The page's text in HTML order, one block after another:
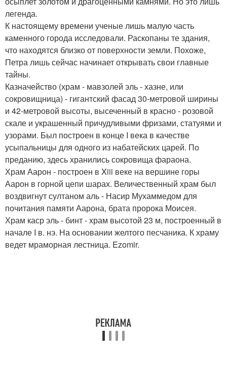
легенда.
К настоящему времени ученые лишь малую часть
каменного города исследовали. Раскопаны те здания,
что находятся близко от поверхности земли. Похоже,
Петра лишь сейчас начинает открывать свои главные
тайны.
Казначейство (храм - мавзолей эль - хазне, или
сокровищница) - гигантский фасад 30-метровой ширины
и 42-метровой высоты, высеченный в красно - розовой
скале и украшенный причудливыми фризами, статуями и
узорами. Был построен в конце I века в качестве
усыпальницы для одного из набатейских царей. По
преданию, здесь хранились сокровища фараона.
Храм Аарон - построен в Xiii веке на вершине горы
Аарон в горной цепи шарах. Величественный храм был
воздвигнут султаном аль - Насир Мухаммедом для
почитания памяти Аарона, брата пророка Моисея.
Храм каср эль - бинт - храм высотой 23 м, построенный в
начале I в. нэ. На основании желтого песчаника. К храму
ведет мраморная лестница. Ezomir.